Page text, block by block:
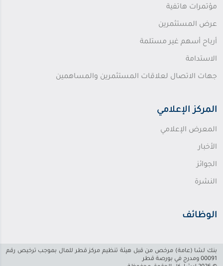
مؤتمرات هاتفية
عرض المستثمرين
أرباح أسهم غير مستلمة
الاستدامة
جهات الاتصال لعلاقات المستثمرين والمساهمين
المركز الإعلامي
المعرض الإعلامي
الأخبار
الجوائز
النشرة
الوظائف
بنك لشا (عامة) مرخص من قبل هيئة تنظيم مركز قطر للمال بموجب ترخيص رقم
00091 ومدرج في بورصة قطر